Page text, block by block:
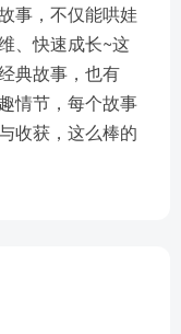
事，不仅能哄娃
、快速成长~这
典故事，也有
情节，每个故事
收获，这么棒的